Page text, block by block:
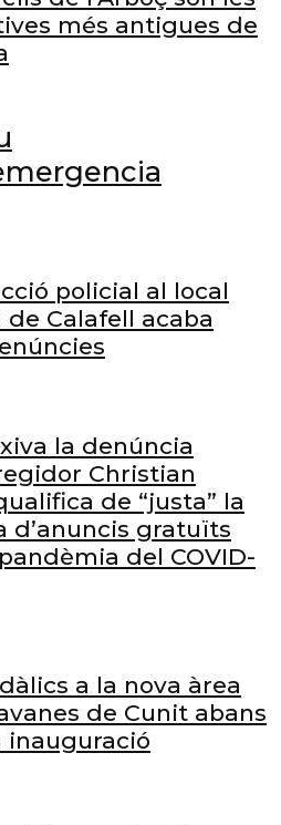
més antigues de
policial al local
de Calafell acaba
la denúncia
Christian
de “justa” la
d’anuncis gratuïts
del COVID-
a la nova àrea
de Cunit abans
inauguració